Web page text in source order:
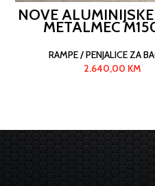
NOVE
METALMEC
RAMPE / PENJALICE ZA
2.640,00 KM